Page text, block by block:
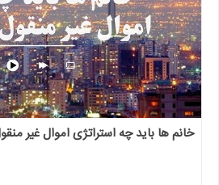
خانم ها باید چه استراتژی اموال غیر